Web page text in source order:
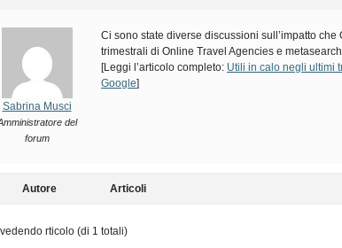
Sabrina Musci
del
forum
Ci sono state diverse discussioni sull’impatto
trimestrali di Online Travel Agencies e
[Leggi l’articolo completo: Utili in calo negli ultimi
Google]
Autore Articoli
rticolo (di 1 totali)